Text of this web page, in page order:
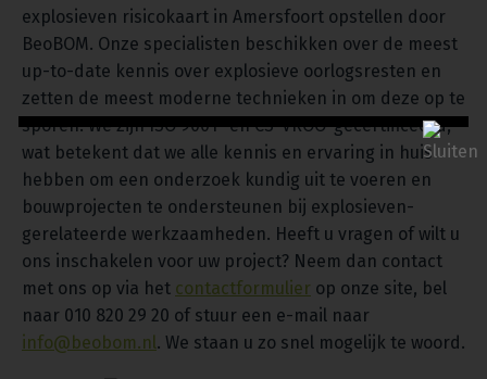
explosieven risicokaart in Amersfoort opstellen door
BeoBOM. Onze specialisten beschikken over de meest
up-to-date kennis over explosieve oorlogsresten en
zetten de meest moderne technieken in om deze op te
sporen. We zijn ISO 9001- en CS-VROO-gecertificeerd,
wat betekent dat we alle kennis en ervaring in huis
hebben om een onderzoek kundig uit te voeren en
bouwprojecten te ondersteunen bij explosieven-
gerelateerde werkzaamheden. Heeft u vragen of wilt u
ons inschakelen voor uw project? Neem dan contact
met ons op via het contactformulier op onze site, bel
naar 010 820 29 20 of stuur een e-mail naar
info@beobom.nl. We staan u zo snel mogelijk te woord.